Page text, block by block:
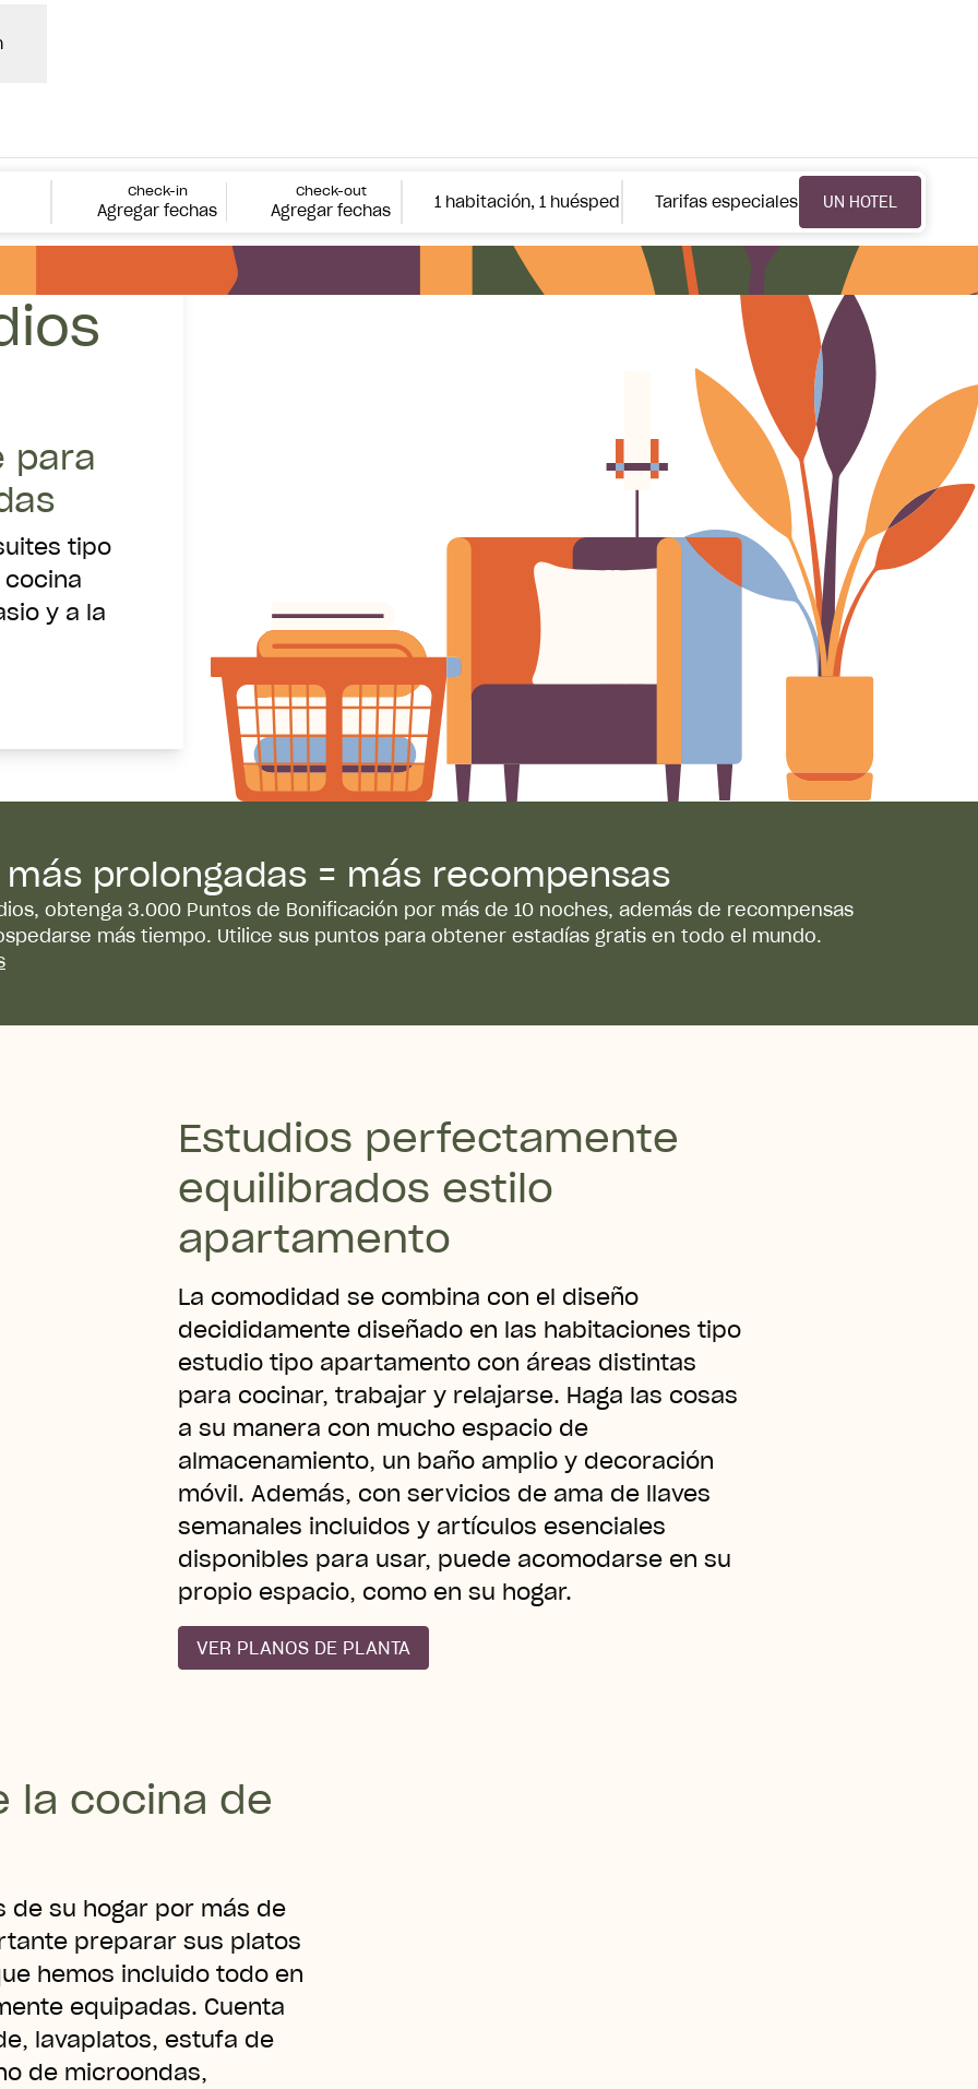
Check-in
Agregar fechas
Check-out
Agregar fechas 1 habitación, 1 huésped Tarifas especiales BUSCAR UN HOTEL
UN HOTEL
para
tipo
y a la
más prolongadas = más recompensas
obtenga 3.000 Puntos de Bonificación por más de 10 noches, además de recompensas
más tiempo. Utilice sus puntos para obtener estadías gratis en todo el mundo.
Estudios perfectamente
equilibrados estilo
apartamento
La comodidad se combina con el diseño
decididamente diseñado en las habitaciones tipo
estudio tipo apartamento con áreas distintas
para cocinar, trabajar y relajarse. Haga las cosas
a su manera con mucho espacio de
almacenamiento, un baño amplio y decoración
móvil. Además, con servicios de ama de llaves
semanales incluidos y artículos esenciales
disponibles para usar, puede acomodarse en su
propio espacio, como en su hogar.
VER PLANOS DE PLANTA
la cocina de
de su hogar por más de
preparar sus platos
hemos incluido todo en
equipadas. Cuenta
lavaplatos, estufa de
de microondas,